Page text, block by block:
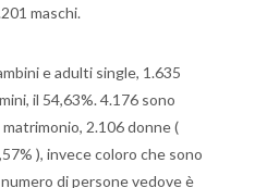
maschi.
e adulti single, 1.635
il 54,63%. 4.176 sono
2.106 donne (
), invece coloro che sono
di persone vedove è